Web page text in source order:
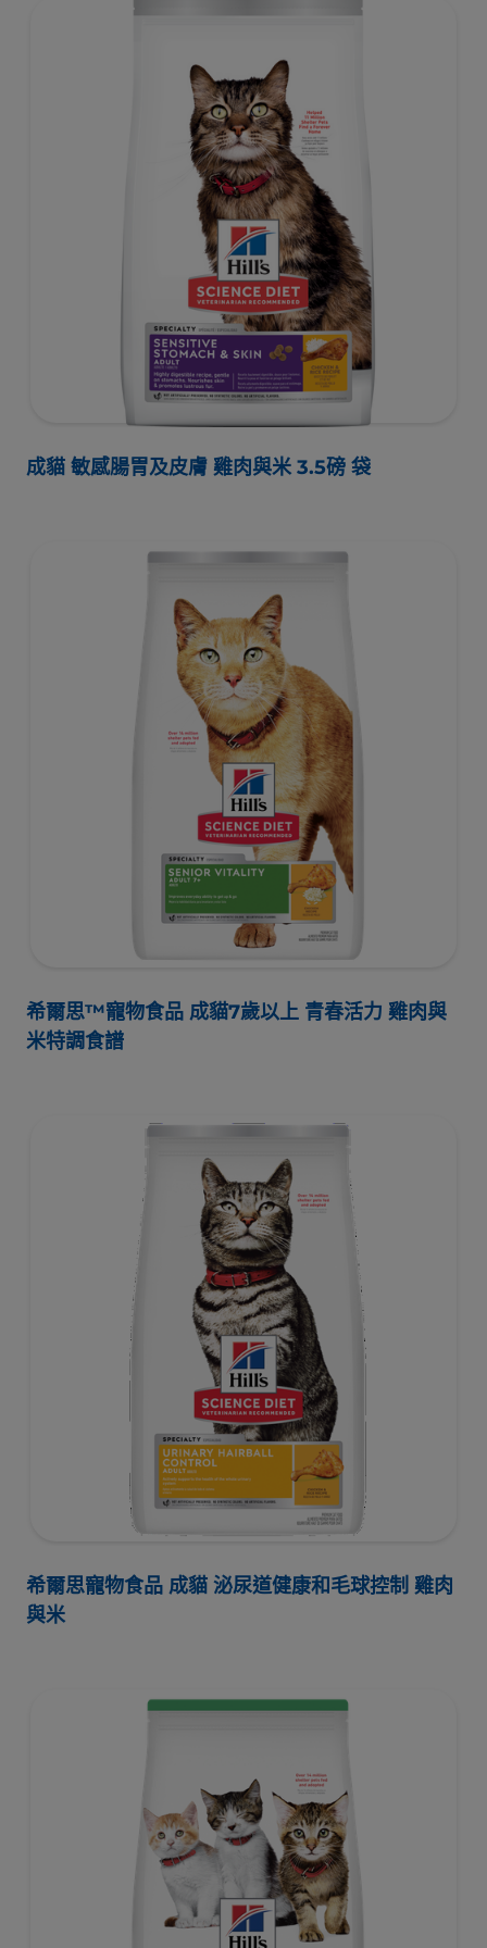
成貓 敏感腸胃及皮膚 雞肉與米 3.5磅 袋
希爾思™寵物食品 成貓7歲以上 青春活力 雞肉與
米特調食譜
希爾思寵物食品 成貓 泌尿道健康和毛球控制 雞肉
與米